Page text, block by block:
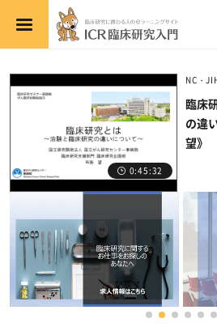
メインコンテンツへスキップする
0:45:32
NC・
臨床
の違
望》